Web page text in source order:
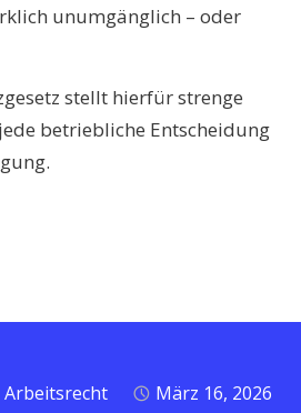
unumgänglich – oder
stellt hierfür strenge
betriebliche Entscheidung
Arbeitsrecht März 16, 2026